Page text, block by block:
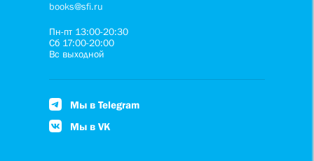
books@sfi.ru
Пн-пт 13:00-20:30
Сб 17:00-20:00
Вс выходной
Мы в Telegram
Мы в VK